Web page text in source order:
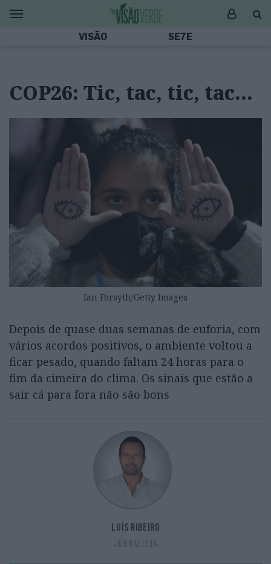
VISÃO SE7E
COP26: Tic, tac, tic, tac…
Ian Forsyth/Getty Images
Depois de quase duas semanas de euforia, com
vários acordos positivos, o ambiente voltou a
ficar pesado, quando faltam 24 horas para o
fim da cimeira do clima. Os sinais que estão a
sair cá para fora não são bons
LUÍS RIBEIRO
JORNALISTA